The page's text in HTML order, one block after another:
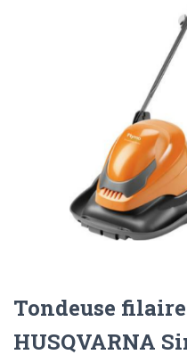
Tondeuse
HUSQVARNA